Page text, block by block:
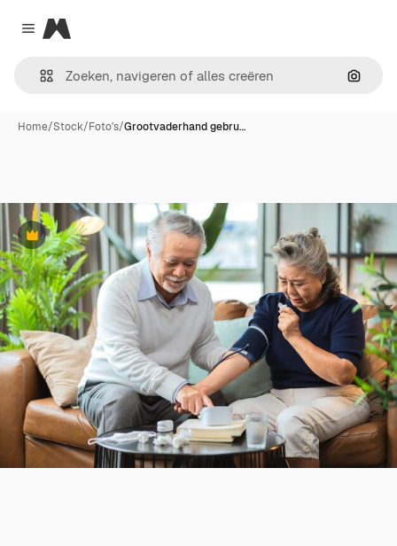
Close menu
Magnific
Home/Stock/Foto's/Grootvaderhand gebru…
Premium